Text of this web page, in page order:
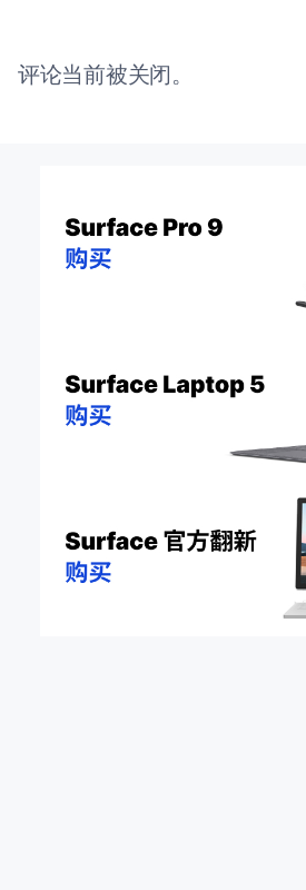
评论当前被关闭。